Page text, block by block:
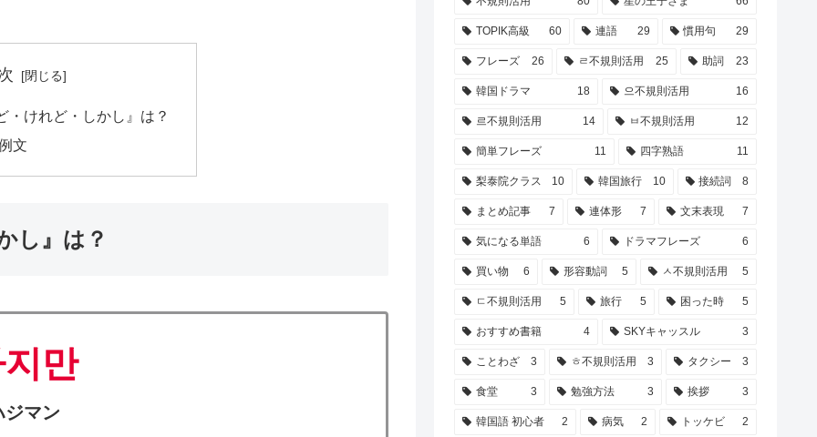
・けれど・しかし』は？
文
し』は？
만
ジマン
TOPIK高級 60 連語 29 慣用句 29
フレーズ 26 ㄹ不規則活用 25 助詞 23
韓国ドラマ 18 으不規則活用 16
르不規則活用 14 ㅂ不規則活用 12
簡単フレーズ 11 四字熟語 11
梨泰院クラス 10 韓国旅行 10 接続詞 8
まとめ記事 7 連体形 7 文末表現 7
気になる単語 6 ドラマフレーズ 6
買い物 6 形容動詞 5 ㅅ不規則活用 5
ㄷ不規則活用 5 旅行 5 困った時 5
おすすめ書籍 4 SKYキャッスル 3
ことわざ 3 ㅎ不規則活用 3 タクシー 3
食堂 3 勉強方法 3 挨拶 3
韓国語 初心者 2 病気 2 トッケビ 2